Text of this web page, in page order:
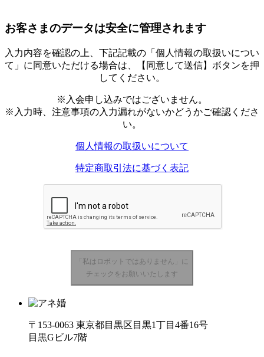
お客さまのデータは安全に管理されます
入力内容を確認の上、下記記載の「個人情報の取扱いについ
て」に同意いただける場合は、【同意して送信】ボタンを押
してください。
※入会申し込みではございません。
※入力時、注意事項の入力漏れがないかどうかご確認くださ
い。
個人情報の取扱いについて
特定商取引法に基づく表記
「私はロボットではありません」に
チェックをお願いいたします
〒153-0063 東京都目黒区目黒1丁目4番16号
目黒Gビル7階